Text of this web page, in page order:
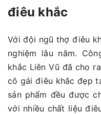
điêu khắc
Với đội ngũ thợ điêu
nghiệm lâu năm.
khắc Liên Vũ đã cho
cô gái điêu khắc đẹp
sản phẩm đều được
với nhiều chất liệu